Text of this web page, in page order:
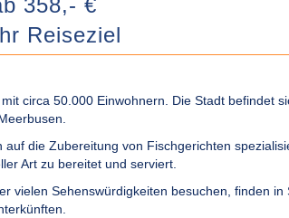
358,- €
Reiseziel
circa 50.000 Einwohnern. Die Stadt befindet
die Zubereitung von Fischgerichten
Art zu bereitet und serviert.
vielen Sehenswürdigkeiten besuchen, finden in